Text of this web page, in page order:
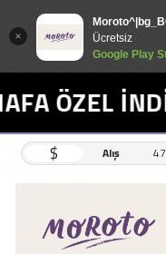
Ücretsiz
Google Play
İNDİRİM
$ Alış